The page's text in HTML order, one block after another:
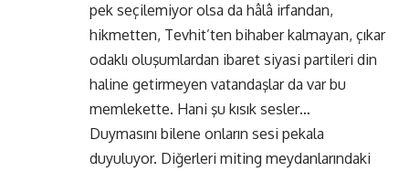
pek seçilemiyor olsa da hâlâ irfandan,
hikmetten, Tevhit’ten bihaber kalmayan, çıkar
odaklı oluşumlardan ibaret siyasi partileri din
haline getirmeyen vatandaşlar da var bu
memlekette. Hani şu kısık sesler…
Duymasını bilene onların sesi pekala
duyuluyor. Diğerleri miting meydanlarındaki